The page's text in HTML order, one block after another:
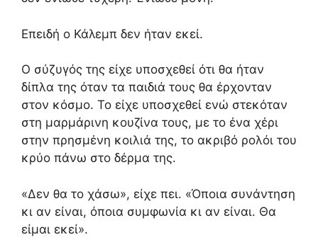
Επειδή ο Κάλεμπ δεν ήταν εκεί.
Ο σύζυγός της είχε υποσχεθεί ότι θα ήταν
δίπλα της όταν τα παιδιά τους θα έρχονταν
στον κόσμο. Το είχε υποσχεθεί ενώ στεκόταν
στη μαρμάρινη κουζίνα τους, με το ένα χέρι
στην πρησμένη κοιλιά της, το ακριβό ρολόι του
κρύο πάνω στο δέρμα της.
«Δεν θα το χάσω», είχε πει. «Όποια συνάντηση
κι αν είναι, όποια συμφωνία κι αν είναι. Θα
είμαι εκεί».